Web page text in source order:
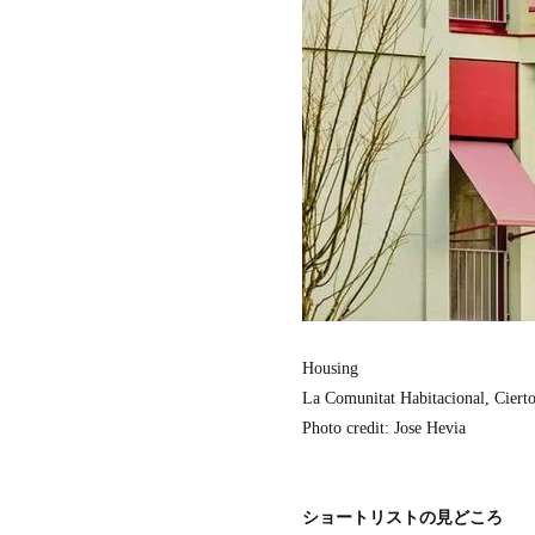
Housing
La Comunitat Habitacional,
Photo credit: Jose Hevia
ショートリストの見どころ